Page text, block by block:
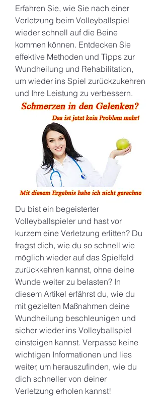
Erfahren Sie, wie Sie nach einer
Verletzung beim Volleyballspiel
wieder schnell auf die Beine
kommen können. Entdecken Sie
effektive Methoden und Tipps zur
Wundheilung und Rehabilitation,
um wieder ins Spiel zurückzukehren
und Ihre Leistung zu verbessern.
Du bist ein begeisterter
Volleyballspieler und hast vor
kurzem eine Verletzung erlitten? Du
fragst dich, wie du so schnell wie
möglich wieder auf das Spielfeld
zurückkehren kannst, ohne deine
Wunde weiter zu belasten? In
diesem Artikel erfährst du, wie du
mit gezielten Maßnahmen deine
Wundheilung beschleunigen und
sicher wieder ins Volleyballspiel
einsteigen kannst. Verpasse keine
wichtigen Informationen und lies
weiter, um herauszufinden, wie du
dich schneller von deiner
Verletzung erholen kannst!